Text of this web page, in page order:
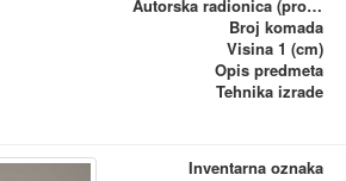
Autorska radionica (proizvođač)
Broj komada
Visina 1 (cm)
Opis predmeta
Tehnika izrade
Inventarna oznaka